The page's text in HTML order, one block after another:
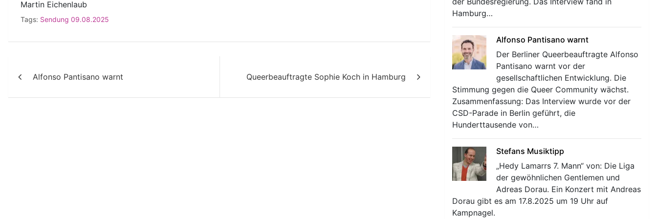
Martin Eichenlaub
Tags: Sendung 09.08.2025
Alfonso Pantisano warnt Queerbeauftragte Sophie Koch in Hamburg
Hamburg…
Alfonso Pantisano warnt
Der Berliner Queerbeauftragte Alfonso
Pantisano warnt vor der
gesellschaftlichen Entwicklung. Die
Stimmung gegen die Queer Community wächst.
Zusammenfassung: Das Interview wurde vor der
CSD-Parade in Berlin geführt, die
Hunderttausende von…
Stefans Musiktipp
„Hedy Lamarrs 7. Mann“ von: Die Liga
der gewöhnlichen Gentlemen und
Adreas Dorau. Ein Konzert mit Andreas
Dorau gibt es am 17.8.2025 um 19 Uhr auf
Kampnagel.